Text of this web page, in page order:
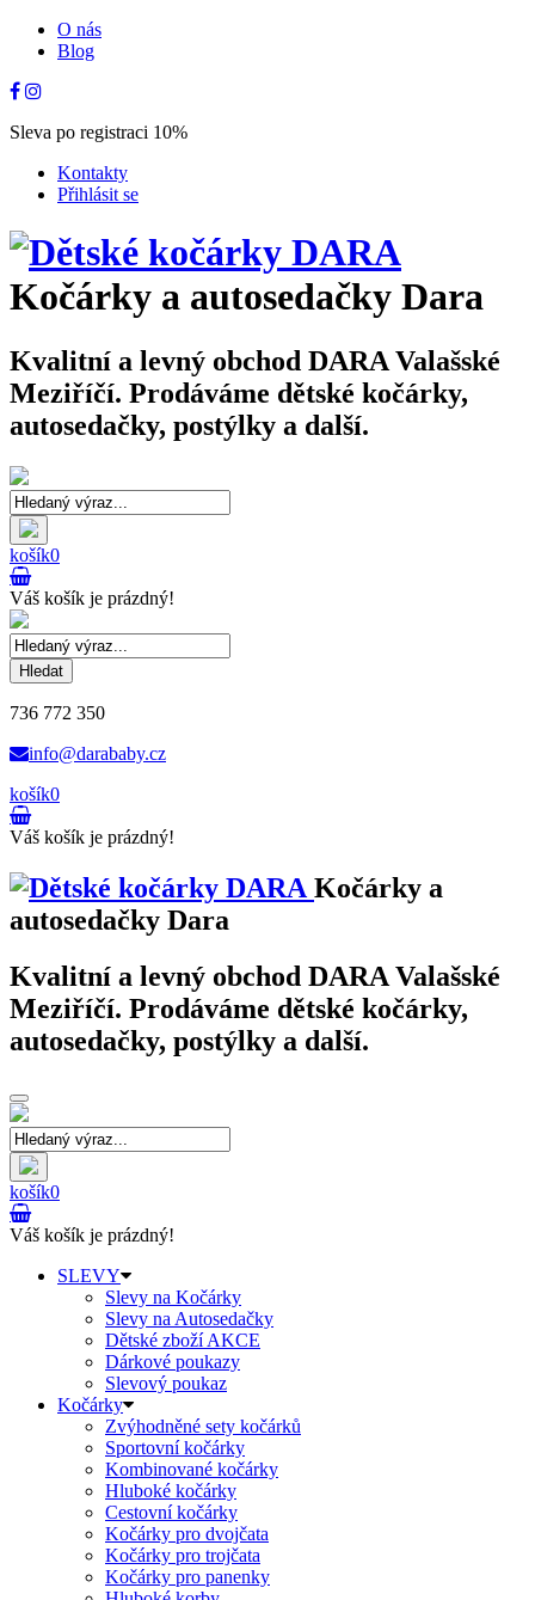
O nás
Blog
Sleva po registraci 10%
Kontakty
Přihlásit se
Kočárky a autosedačky Dara
Kvalitní a levný obchod DARA Valašské
Meziříčí. Prodáváme dětské kočárky,
autosedačky, postýlky a další.
košík0
Váš košík je prázdný!
Hledat
736 772 350
info@darababy.cz
košík0
Váš košík je prázdný!
Kočárky a
autosedačky Dara
Kvalitní a levný obchod DARA Valašské
Meziříčí. Prodáváme dětské kočárky,
autosedačky, postýlky a další.
Toggle
navigation
košík0
Váš košík je prázdný!
SLEVY
Slevy na Kočárky
Slevy na Autosedačky
Dětské zboží AKCE
Dárkové poukazy
Slevový poukaz
Kočárky
Zvýhodněné sety kočárků
Sportovní kočárky
Kombinované kočárky
Hluboké kočárky
Cestovní kočárky
Kočárky pro dvojčata
Kočárky pro trojčata
Kočárky pro panenky